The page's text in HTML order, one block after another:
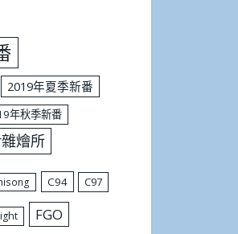
2019年夏季新番
年秋季新番
燴所
C94 C97
FGO